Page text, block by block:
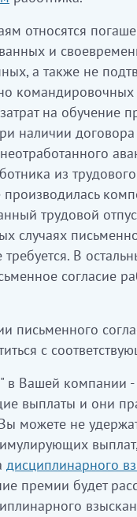
относятся
и
а также не
командировочных
на обучение
наличии
из
производилась
трудовой
случаях
В
согласие
письменного
с
в Вашей компании -
выплаты и они
можете не
дисциплинарного
премии будет